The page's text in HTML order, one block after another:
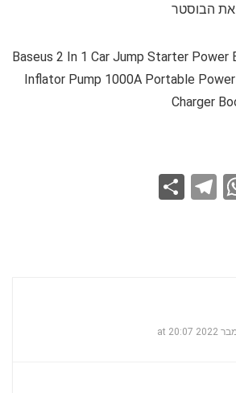
הבוסטר
Baseus 2 In 1 Car Jump Starter Power
Inflator Pump 1000A Portable
Charger
W
p
T